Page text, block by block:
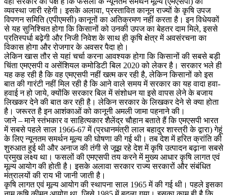
व्यवस्था जारी रहेगी। इसके अलावा, प्रस्तावित कानून राज्यों के कृषि उपज
विपणन समिति (एपीएमसी) कानूनों का अतिक्रमण नहीं करता है। इन विधेयकों
से यह सुनिश्चित होगा कि किसानों को उनकी उपज का बेहतर दाम मिले, इससे
प्रतिस्पर्धा बढ़ेगी और निजी निवेश के साथ ही कृषि क्षेत्र में अवसंरचना का
विकास होगा और रोजगार के अवसर पैदा हो।
लेकिन खास तौर से यहां चर्चा करना आवश्यक होगा कि किसानों की सबसे बड़ी
चिंता एमएसपी व असेंशियल कमोडिटी बिल 2020 को लेकर है। सरकार भले ही
यह कह रही है कि वह एमएसपी नहीं खत्म कर रही है, लेकिन किसानों को इस
बात की गारंटी नहीं मिल रही है कि आने वाले समय में सरकार का यह वादा हवा-
हवाई न हो जाये, क्योंकि सरकार बिल में संशोधन या इसे वापस लेने के बजाय
लिखकर देने की बात कर रही है। लेकिन सरकार के लिखकर देने से क्या होता
है। जरूरत है इन आशंकाओं को कानूनी अमली जामा पहनाने की।
जाने – माने स्तंभकार व साहित्यकार शैलेंद्र चौहान बताते हैं कि एमएसपी भारत
में सबसे पहले साल 1966-67 में (प्रधानमंत्री लाल बहादुर शास्त्री के द्वारा) गेहूं
के लिए न्यूनतम समर्थन मूल्य की घोषणा की गई थी। तब देश में हरित क्रांति की
शुरुआत हुई थी और अनाज की तंगी से जूझ रहे देश में कृषि उत्पादन बढ़ाना सबसे
प्रमुख लक्ष्य था। फसलों की एमएसपी तय करने में मुख्य आधार कृषि लागत एवं
मूल्य आयोग की होती है। इसके अलावा सरकार राज्य सरकारों और संबंधित
मंत्रालयों की राय भी जानी जाती है।
कृषि लागत एवं मूल्य आयोग की स्थापना साल 1965 में की गई थी। पहले इसका